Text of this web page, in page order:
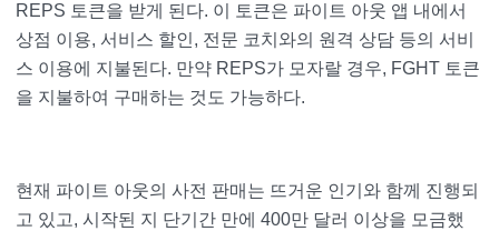
REPS 토큰을 받게 된다. 이 토큰은 파이트 아웃 앱 내에서
상점 이용, 서비스 할인, 전문 코치와의 원격 상담 등의 서비
스 이용에 지불된다. 만약 REPS가 모자랄 경우, FGHT 토큰
을 지불하여 구매하는 것도 가능하다.
현재 파이트 아웃의 사전 판매는 뜨거운 인기와 함께 진행되
고 있고, 시작된 지 단기간 만에 400만 달러 이상을 모금했